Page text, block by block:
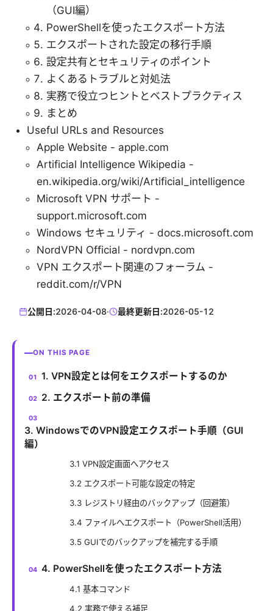
（GUI編）
PowerShellを使ったエクスポート方法
エクスポートされた設定の移行手順
設定共有とセキュリティのポイント
よくあるトラブルと対処法
実務で役立つヒントとベストプラクティス
まとめ
Useful URLs and Resources
Apple Website - apple.com
Artificial Intelligence Wikipedia -
en.wikipedia.org/wiki/Artificial_intelligence
Microsoft VPN サポート -
support.microsoft.com
Windows セキュリティ - docs.microsoft.com
NordVPN Official - nordvpn.com
VPN エクスポート関連のフォーラム -
reddit.com/r/VPN
公開日:2026-04-08· 最終更新日:2026-05-12
ON THIS PAGE
1. VPN設定とは何をエクスポートするのか
2. エクスポート前の準備
3. WindowsでのVPN設定エクスポート手順（GUI
編）
3.1 VPN設定画面へアクセス
3.2 エクスポート可能な設定の特定
3.3 レジストリ経由のバックアップ（回避策）
3.4 ファイルへエクスポート（PowerShell活用）
3.5 GUIでのバックアップを補完する手順
4. PowerShellを使ったエクスポート方法
4.1 基本コマンド
4.2 実務で使える補足